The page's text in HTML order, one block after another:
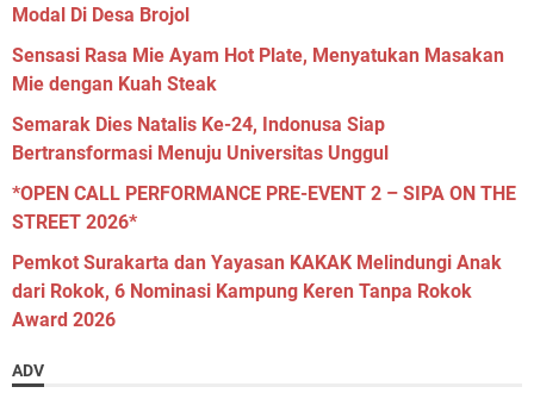
Modal Di Desa Brojol
Sensasi Rasa Mie Ayam Hot Plate, Menyatukan Masakan
Mie dengan Kuah Steak
Semarak Dies Natalis Ke-24, Indonusa Siap
Bertransformasi Menuju Universitas Unggul
*OPEN CALL PERFORMANCE PRE-EVENT 2 – SIPA ON THE
STREET 2026*
Pemkot Surakarta dan Yayasan KAKAK Melindungi Anak
dari Rokok, 6 Nominasi Kampung Keren Tanpa Rokok
Award 2026
ADV